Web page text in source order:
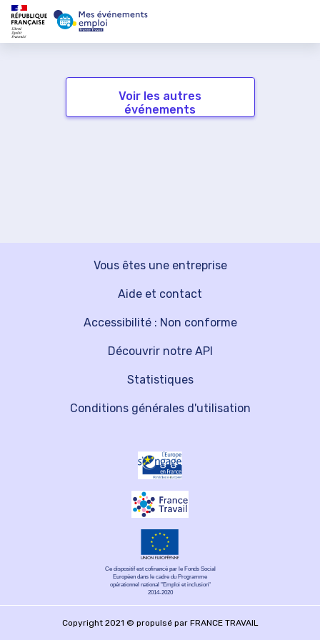
Voir les autres
événements
Vous êtes une entreprise
Découvrir notre API
Aide et contact
Statistiques
Accessibilité : Non conforme
Conditions générales d'utilisation
Ce dispositif est cofinancé par le Fonds Social
Européen dans le cadre du Programme
opérationnel national "Emploi et inclusion"
2014-2020
Copyright 2021 © propulsé par FRANCE TRAVAIL